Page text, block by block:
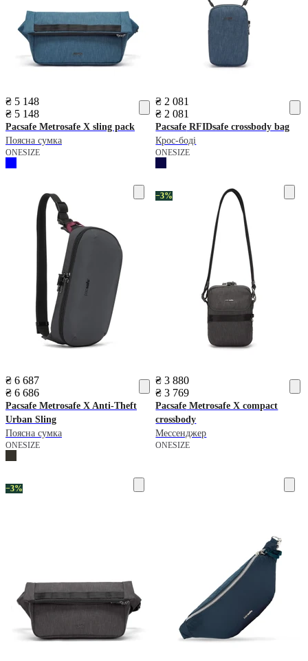
₴ 5 148
₴ 5 148
Pacsafe Metrosafe X sling pack
Поясна сумка
ONESIZE
₴ 2 081
₴ 2 081
Pacsafe RFIDsafe crossbody bag
Крос-боді
ONESIZE
₴ 6 687
₴ 6 686
Pacsafe Metrosafe X Anti-Theft
Urban Sling
Поясна сумка
ONESIZE
−3%
₴ 3 880
₴ 3 769
Pacsafe Metrosafe X compact
crossbody
Мессенджер
ONESIZE
−3%